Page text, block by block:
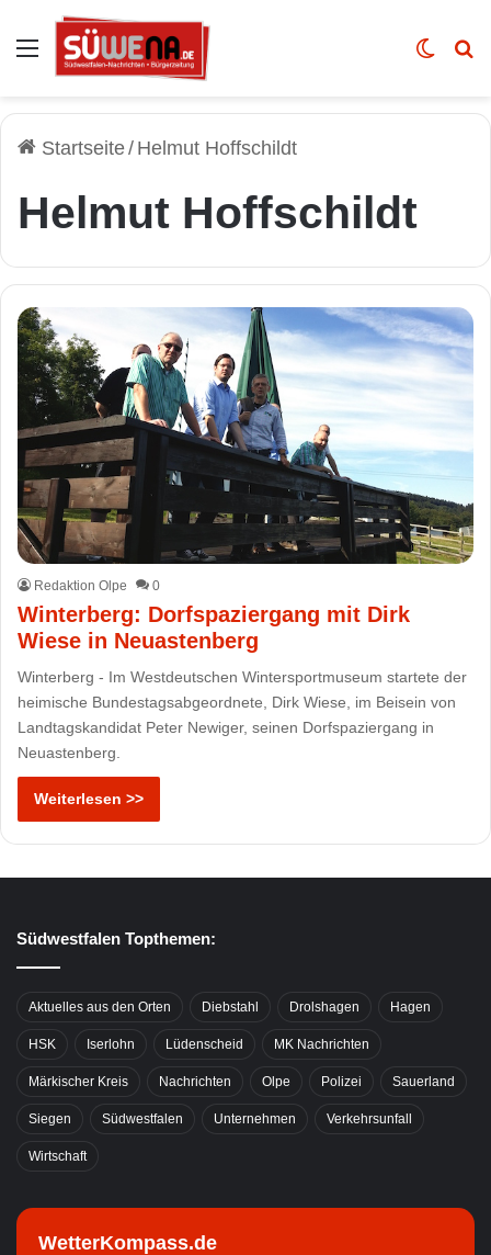
Auswahl Skin
Startseite/ Helmut Hoffschildt
Helmut Hoffschildt
Redaktion Olpe 0
Winterberg: Dorfspaziergang mit Dirk
Wiese in Neuastenberg
Winterberg - Im Westdeutschen Wintersportmuseum startete der
heimische Bundestagsabgeordnete, Dirk Wiese, im Beisein von
Landtagskandidat Peter Newiger, seinen Dorfspaziergang in
Neuastenberg.
Weiterlesen >>
Südwestfalen Topthemen:
Aktuelles aus den Orten Diebstahl Drolshagen Hagen
HSK Iserlohn Lüdenscheid MK Nachrichten
Märkischer Kreis Nachrichten Olpe Polizei Sauerland
Siegen Südwestfalen Unternehmen Verkehrsunfall
Wirtschaft
WetterKompass.de